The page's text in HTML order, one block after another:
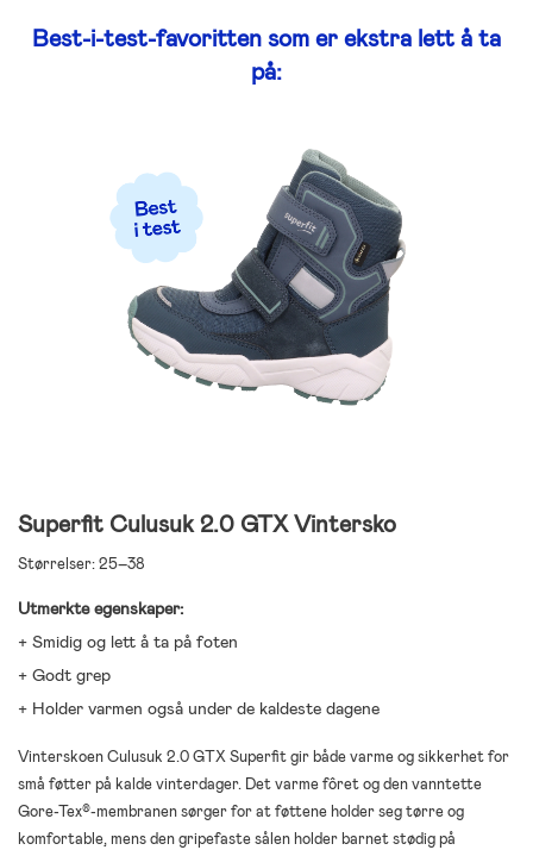
Best-i-test-favoritten som er ekstra lett å ta
på:
Superfit Culusuk 2.0 GTX Vintersko
Størrelser: 25–38
Utmerkte egenskaper:
+ Smidig og lett å ta på foten
+ Godt grep
+ Holder varmen også under de kaldeste dagene
Vinterskoen Culusuk 2.0 GTX Superfit gir både varme og sikkerhet for
små føtter på kalde vinterdager. Det varme fôret og den vanntette
Gore-Tex®-membranen sørger for at føttene holder seg tørre og
komfortable, mens den gripefaste sålen holder barnet stødig på